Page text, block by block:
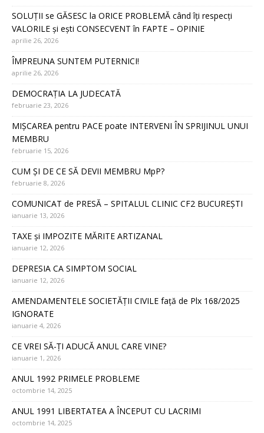
SOLUȚII se GĂSESC la ORICE PROBLEMĂ când îți respecți
VALORILE și ești CONSECVENT în FAPTE – OPINIE
aprilie 26, 2026
ÎMPREUNA SUNTEM PUTERNICI!
aprilie 26, 2026
DEMOCRAȚIA LA JUDECATĂ
februarie 23, 2026
MIȘCAREA pentru PACE poate INTERVENI ÎN SPRIJINUL UNUI
MEMBRU
februarie 15, 2026
CUM ȘI DE CE SĂ DEVII MEMBRU MpP?
februarie 8, 2026
COMUNICAT de PRESĂ – SPITALUL CLINIC CF2 BUCUREȘTI
ianuarie 13, 2026
TAXE și IMPOZITE MĂRITE ARTIZANAL
ianuarie 12, 2026
DEPRESIA CA SIMPTOM SOCIAL
ianuarie 12, 2026
AMENDAMENTELE SOCIETĂȚII CIVILE față de Plx 168/2025
IGNORATE
ianuarie 4, 2026
CE VREI SĂ-ȚI ADUCĂ ANUL CARE VINE?
ianuarie 1, 2026
ANUL 1992 PRIMELE PROBLEME
octombrie 14, 2025
ANUL 1991 LIBERTATEA A ÎNCEPUT CU LACRIMI
octombrie 14, 2025